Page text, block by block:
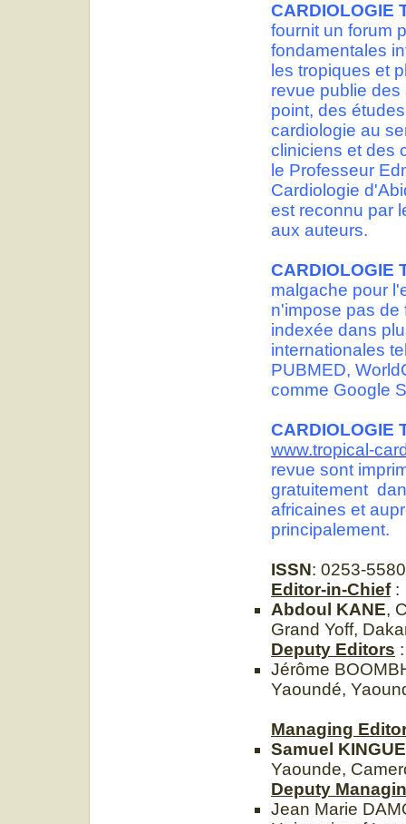
CARDIOLOGIE
fournit un forum
fondamentales
les tropiques et
revue publie
point, des
cardiologie au
cliniciens et des
le Professeur
Cardiologie
est reconnu par
aux auteurs.
CARDIOLOGIE
malgache pour
n'impose pas de
indexée dans
internationales
PUBMED,
comme Google
CARDIOLOGIE
www.tropical-
revue sont
gratuitement
africaines et
principalement.
ISSN: 0253-
Editor-in-Chief:
Abdoul KANE,
Grand Yoff,
Deputy Editors :
Jérôme
Yaoundé,
Managing
Samuel KINGUE
Yaounde,
Deputy
Jean Marie